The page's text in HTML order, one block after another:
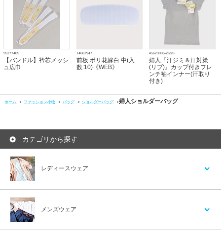
95277405
【バンドル】衿芯メッシ
ュ広巾
14662947
前板 ポリ花嫁白 中(入
数:10)《WEB》
45623035-26SS
婦人『汗ジミ＆汗対策
(リブ)』カップ付きフレ
ンチ袖インナー(汗取り
付き)
ホーム > ファッション小物 > バッグ > ショルダーバッグ >婦人ショルダーバッグ
カテゴリから探す
レディースウェア
メンズウェア